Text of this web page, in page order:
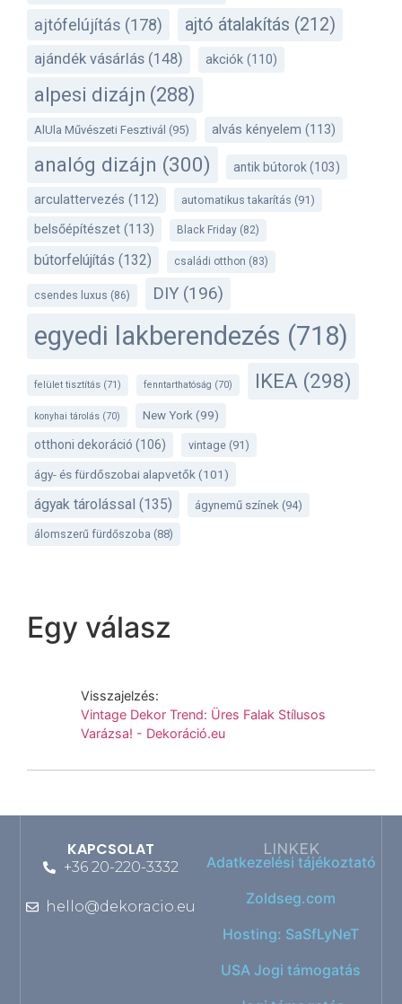
ajtófelújítás (178) ajtó átalakítás (212)
ajándék vásárlás (148) akciók (110)
alpesi dizájn (288)
AlUla Művészeti Fesztivál (95) alvás kényelem (113)
analóg dizájn (300) antik bútorok(103)
arculattervezés (112) automatikus takarítás (91)
belsőépítészet (113) Black Friday (82)
bútorfelújítás (132) családi otthon (83)
csendes luxus (86) DIY (196)
egyedi lakberendezés (718)
felület tisztítás (71) fenntarthatóság (70) IKEA (298)
konyhai tárolás (70) New York (99)
otthoni dekoráció (106) vintage (91)
ágy- és fürdőszobai alapvetők(101)
ágyak tárolással (135) ágynemű színek (94)
álomszerű fürdőszoba (88)
Egy válasz
Visszajelzés:
Vintage Dekor Trend: Üres Falak Stílusos
Varázsa! - Dekoráció.eu
KAPCSOLAT
+36 20-220-3332
hello@dekoracio.eu
LINKEK
Adatkezelési tájékoztató
Zoldseg.com
Hosting: SaSfLyNeT
USA Jogi támogatás